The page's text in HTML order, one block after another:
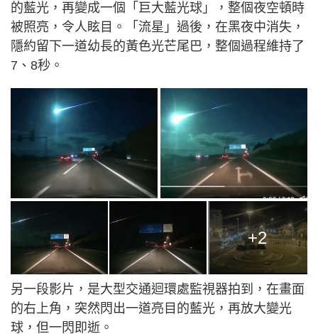
的藍光，再變成一個「巨大藍光球」，整個夜空頓時
被照亮，令人眩目。「流星」過後，在黑夜中消失，
隱約留下一道幼長的黃色光芒尾巴，整個過程維持了
7、8秒。
+2
另一段影片，是大型交通迴環處監視器拍到，在畫面
的右上角，突然閃出一道亮目的藍光，再放大變光
球，但一閃即逝。